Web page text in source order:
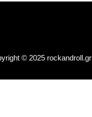
© 2025 rockandroll.gr